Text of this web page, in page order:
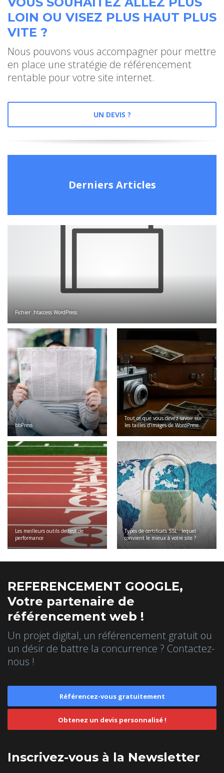
LOIN OU VISEZ PLUS HAUT PLUS
VITE ?
Nous pouvons vous accompagner pour mettre
en place une stratégie de référencement
rentable pour votre site internet.
UN DEVIS ?
Derniers Articles
Fichier .htaccess WordPress
bbPress
Tout ce que vous devez savoir sur
les tailles d’images de WordPress
Les meilleurs outils de test de
performance
Types de certificats SSL : lequel
convient le mieux à votre site ?
REFERENCEMENT GOOGLE,
Votre partenaire de
référencement web !
Un projet digital, un référencement gratuit ou
un désir de battre la concurrence ? Contactez-
nous !
Référencez-vous gratuitement
Obtenez un devis personnalisé !
Inscrivez-vous à la Newsletter